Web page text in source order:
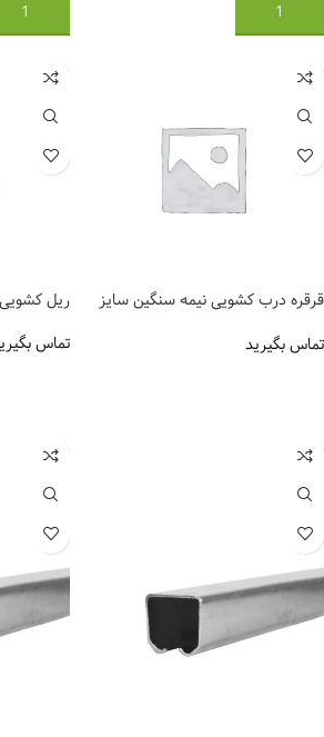
افزودن به سبد خرید افزودن
قرقره درب کشویی نیمه سنگین سایز
تماس بگیرید
ریل کشویی
تماس